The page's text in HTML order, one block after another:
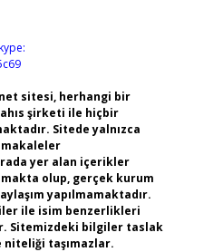
sitesi, herhangi bir
şirketi ile hiçbir
Sitede yalnızca
makaleler
yer alan içerikler
olup, gerçek kurum
yapılmamaktadır.
ile isim benzerlikleri
Sitemizdeki bilgiler taslak
taşımazlar.